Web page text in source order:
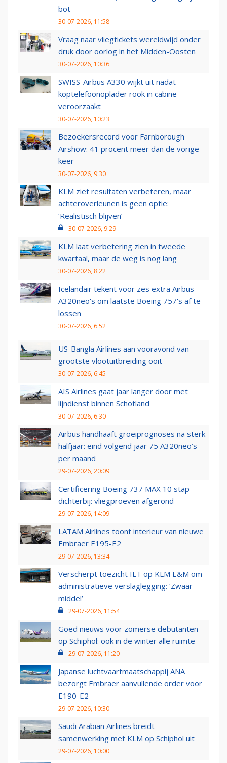
bot
30-07-2026, 11:58
Vraag naar vliegtickets wereldwijd onder
druk door oorlog in het Midden-Oosten
30-07-2026, 10:36
SWISS-Airbus A330 wijkt uit nadat
koptelefoonoplader rook in cabine
veroorzaakt
30-07-2026, 10:23
Bezoekersrecord voor Farnborough
Airshow: 41 procent meer dan de vorige
keer
30-07-2026, 9:30
KLM ziet resultaten verbeteren, maar
achteroverleunen is geen optie:
‘Realistisch blijven’
30-07-2026, 9:29
KLM laat verbetering zien in tweede
kwartaal, maar de weg is nog lang
30-07-2026, 8:22
Icelandair tekent voor zes extra Airbus
A320neo's om laatste Boeing 757's af te
lossen
30-07-2026, 6:52
US-Bangla Airlines aan vooravond van
grootste vlootuitbreiding ooit
30-07-2026, 6:45
AIS Airlines gaat jaar langer door met
lijndienst binnen Schotland
30-07-2026, 6:30
Airbus handhaaft groeiprognoses na sterk
halfjaar: eind volgend jaar 75 A320neo’s
per maand
29-07-2026, 20:09
Certificering Boeing 737 MAX 10 stap
dichterbij: vliegproeven afgerond
29-07-2026, 14:09
LATAM Airlines toont interieur van nieuwe
Embraer E195-E2
29-07-2026, 13:34
Verscherpt toezicht ILT op KLM E&M om
administratieve verslaglegging: ‘Zwaar
middel’
29-07-2026, 11:54
Goed nieuws voor zomerse debutanten
op Schiphol: ook in de winter alle ruimte
29-07-2026, 11:20
Japanse luchtvaartmaatschappij ANA
bezorgt Embraer aanvullende order voor
E190-E2
29-07-2026, 10:30
Saudi Arabian Airlines breidt
samenwerking met KLM op Schiphol uit
29-07-2026, 10:00